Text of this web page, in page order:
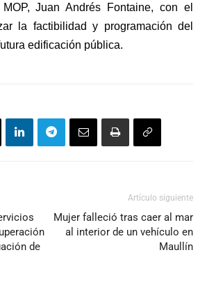
Juan Andrés Fontaine, con el
la factibilidad y programación del
edificación pública.
de
Artículo siguiente
Mujer falleció tras caer al mar
al interior de un vehículo en
Maullín